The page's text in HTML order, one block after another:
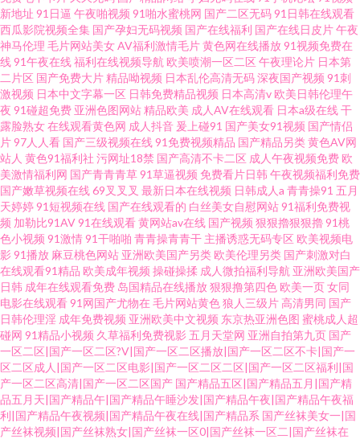
新地址 91日逼 午夜啪视频 91啪水蜜桃网 国产二区无码91日韩在线观看
西瓜影院视频全集 国产孕妇无码视频 国产在线福利 国产在线日皮片午夜
神马伦理 毛片网站美女AV福利激情毛片黄色网在线播放91视频免费在
线91午夜在线福利在线视频导航 欧美喷潮一区二区 午夜理论片 日本第
二片区 国产免费大片精品呦视频 日本乱伦高清无码深夜国产视频 91刺
激视频 日本中文字幕一区 日韩免费精品视频 日本高清v 欧美日韩伦理午
夜 91碰超免费 亚洲色图网站精品欧美 成人AV在线观看 日本a级在线干
露脸熟女在线观看黄色网 成人抖音 爰上碰91 国产美女91视频 国产情侣
片97人人看 国产三级视频在线91免费视频精品 国产精品另类黄色AV网
站人 黄色91福利社 污网址18禁 国产高清不卡二区 成人午夜视频免费 欧
美激情福利网 国产青青青草91草逼视频 免费看片日韩午夜视频福利免费
国产嫩草视频在线69叉叉叉 最新日本在线视频 日韩成人a 青青操91 五月
天婷婷91短视频在线 国产在线观看的 白丝美女自慰网站91福利免费视
频 加勒比91AV91在线观看黄网站av在线 国产视频 狠狠擼狠狠擼91桃
色小视频 91激情91干啪啪 青青操青青干 主播诱惑无码专区 欧美视频电
影 91播放 麻豆桃色网站 亚洲欧美国产另类 欧美伦理另类 国产刺激对白
在线观看91精品 欧美成年视频 操碰操揉 成人微拍福利导航 亚洲欧美国产
日韩 成年在线观看免费 岛国精品在线播放狠狠撸第四色 欧美一页女同
电影在线观看91网国产尤物在毛片网站黄色狼人三级片高清男同 国产
日韩伦理淫 成年免费视频 亚洲欧美中文视频 东京热亚洲色图 蜜桃成人超
碰网 91精品小视频 久草福利免费视影 五月天堂网 亚洲自拍第九页 国产
一区二区|国产一区二区?V|国产一区二区播放|国产一区二区不卡|国产一
区二区成人|国产一区二区电影|国产一区二区二区|国产一区二区福利|国
产一区二区高清|国产一区二区国产 国产精品五区|国产精品五月|国产精
品五月天|国产精品午|国产精品午睡沙发|国产精品午夜|国产精品午夜福
利|国产精品午夜视频|国产精品午夜在线|国产精品系 国产丝袜美女一|国
产丝袜视频|国产丝袜熟女|国产丝袜一区0|国产丝袜一区二|国产丝袜在